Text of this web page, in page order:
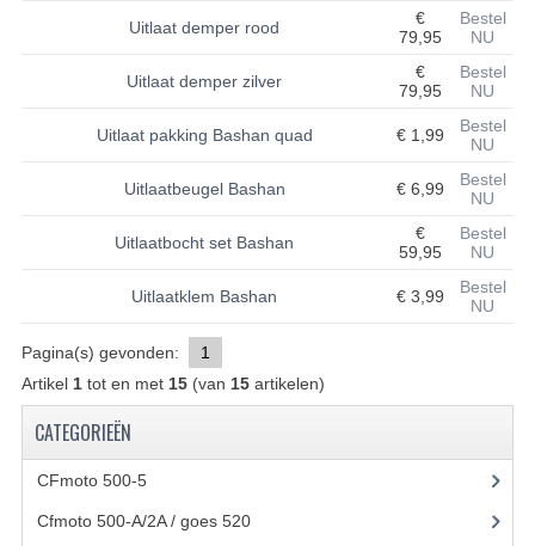
KAPPEN EN FRAME
KETTING EN TANDWIELEN
KOEL SYSTEEM
UITLAAT SYSTEEM
WIEL OPHANGING
WIELEN EN BANDEN
Uitlaat demper rood
€
79,95
Bestel
NU
Uitlaat demper zilver
€
79,95
Bestel
NU
Uitlaat pakking Bashan quad € 1,99
Bestel
NU
Uitlaatbeugel Bashan € 6,99
Bestel
NU
Uitlaatbocht set Bashan
€
59,95
Bestel
NU
Uitlaatklem Bashan € 3,99
Bestel
NU
Pagina(s) gevonden:
1
Artikel 1tot en met 15(van 15artikelen)
CATEGORIEËN
CFmoto 500-5(5)
Cfmoto 500-A/2A / goes 520(347)